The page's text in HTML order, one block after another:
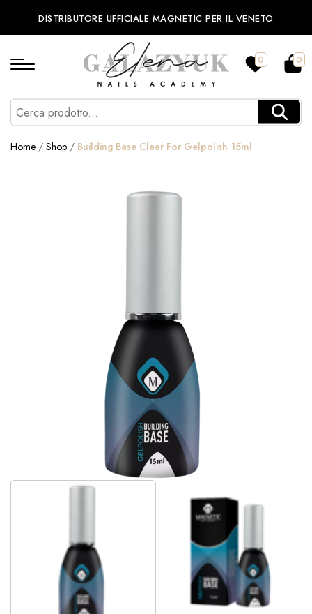
DISTRIBUTORE UFFICIALE MAGNETIC PER IL VENETO
0 0
Home / Shop / Building Base Clear For Gelpolish 15ml